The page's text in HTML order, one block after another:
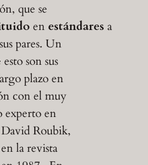
que se
en estándaresa
pares. Un
son sus
plazo en
con el muy
experto en
Roubik,
la revista